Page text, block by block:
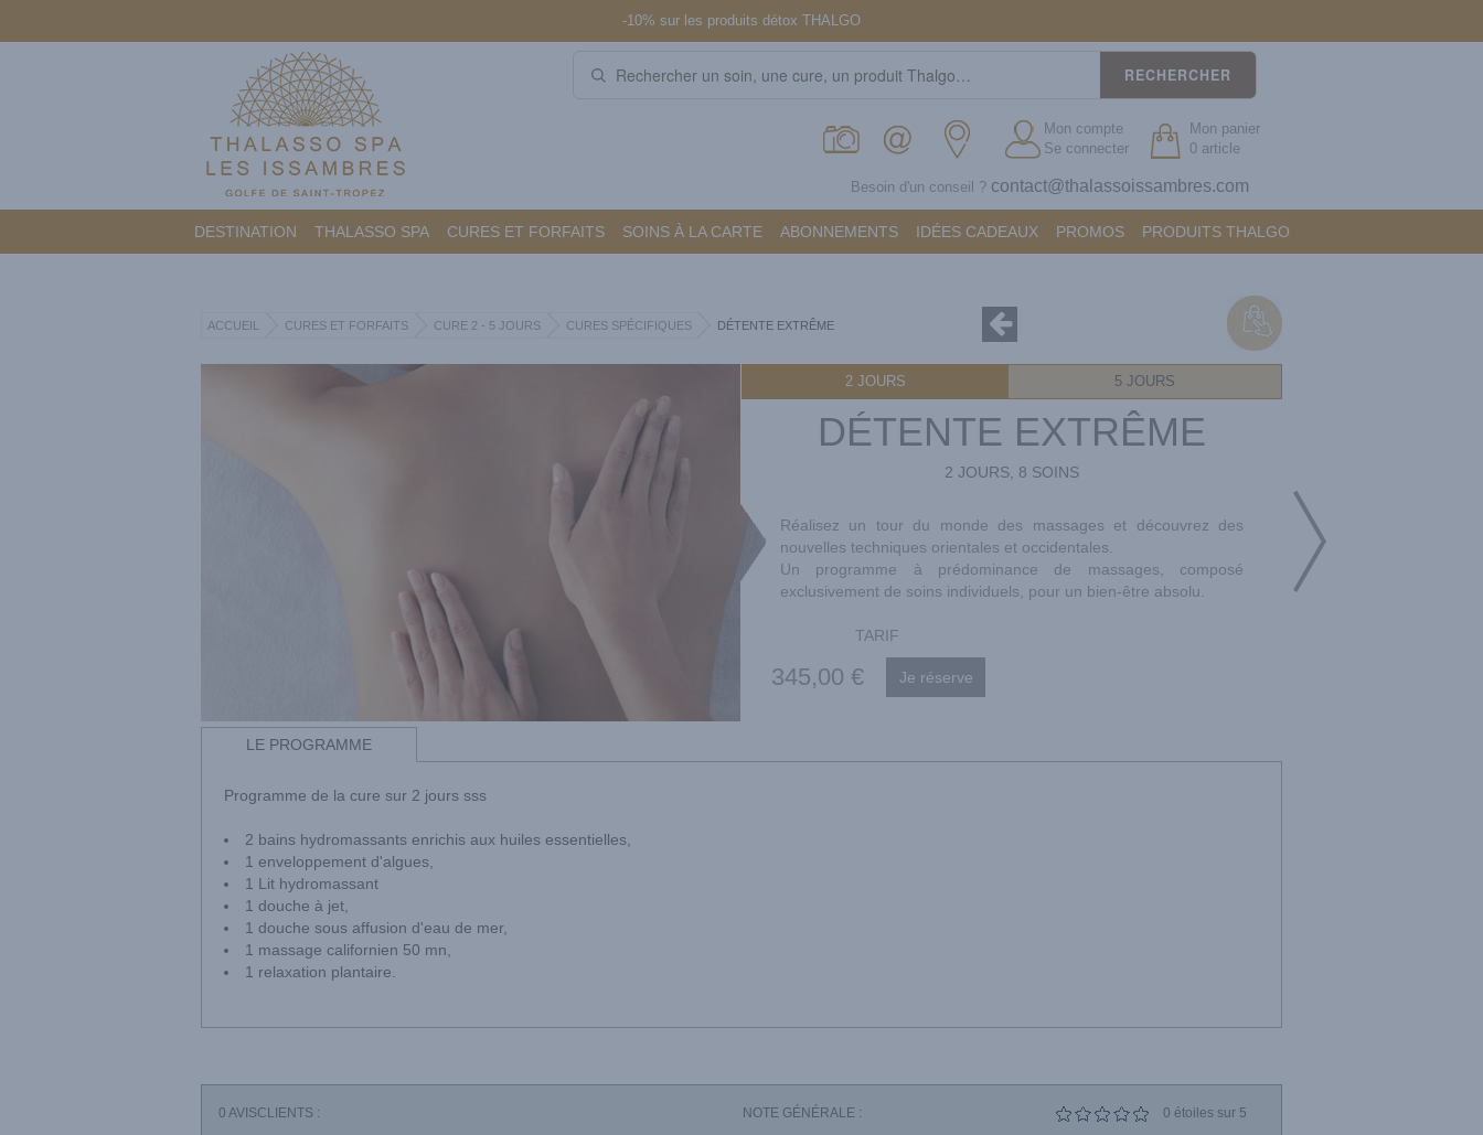
DESTINATION THALASSO SPA CURES ET FORFAITS SOINS À LA CARTE ABONNEMENTS IDÉES CADEAUX PROMOS PRODUITS THALGO
-10% sur les produits détox THALGO
Besoin d'un conseil ? contact@thalassoissambres.com
RECHERCHER
Mon compte
Se connecter
Mon panier
0 article
ACCUEIL CURES ET FORFAITS CURE 2 - 5 JOURS CURES SPÉCIFIQUES DÉTENTE EXTRÊME
2 JOURS 5 JOURS
DÉTENTE EXTRÊME
2 JOURS, 8 SOINS
Réalisez un tour du monde des massages et découvrez des
nouvelles techniques orientales et occidentales.
Un programme à prédominance de massages, composé
exclusivement de soins individuels, pour un bien-être absolu.
TARIF
345,00 €
LE PROGRAMME
Programme de la cure sur 2 jours sss
2 bains hydromassants enrichis aux huiles essentielles,
1 enveloppement d'algues,
1 Lit hydromassant
1 douche à jet,
1 douche sous affusion d'eau de mer,
1 massage californien 50 mn,
1 relaxation plantaire.
0 AVISCLIENTS : NOTE GÉNÉRALE : 0 étoiles sur 5